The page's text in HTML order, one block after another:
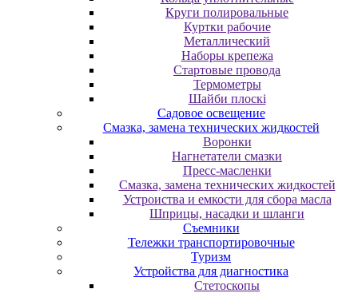
Круги полировальные
Куртки рабочие
Металлический
Наборы крепежа
Стартовые провода
Термометры
Шайби плоскі
Садовое освещение
Смазка, замена технических жидкостей
Воронки
Нагнетатели смазки
Пресс-масленки
Смазка, замена технических жидкостей
Устроиства и емкости для сбора масла
Шприцы, насадки и шланги
Съемники
Тележки транспортировочные
Туризм
Устройства для диагностика
Стетоскопы